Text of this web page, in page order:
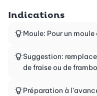
Indications
Moule: Pour un
Suggestion:
de fraise ou de
Préparation à